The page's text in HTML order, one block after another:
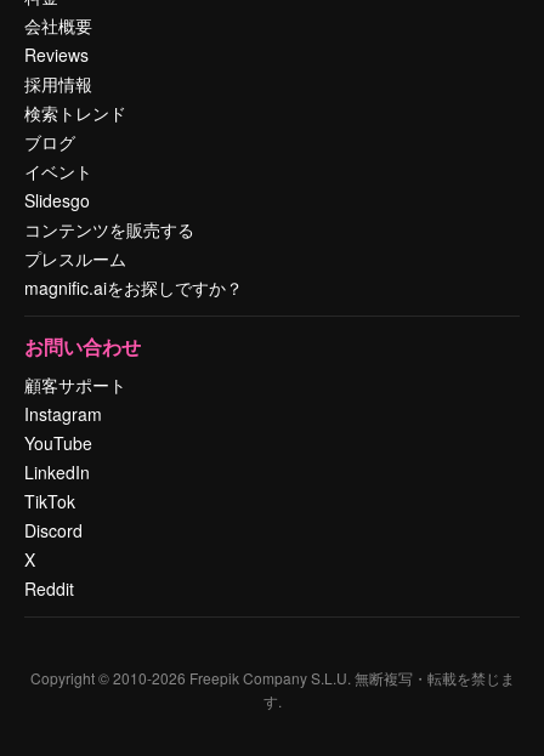
会社概要
Reviews
採用情報
検索トレンド
ブログ
イベント
Slidesgo
コンテンツを販売する
プレスルーム
magnific.aiをお探しですか？
お問い合わせ
顧客サポート
Instagram
YouTube
LinkedIn
TikTok
Discord
X
Reddit
Copyright © 2010-2026 Freepik Company S.L.U. 無断複写・転載を禁じま
す.